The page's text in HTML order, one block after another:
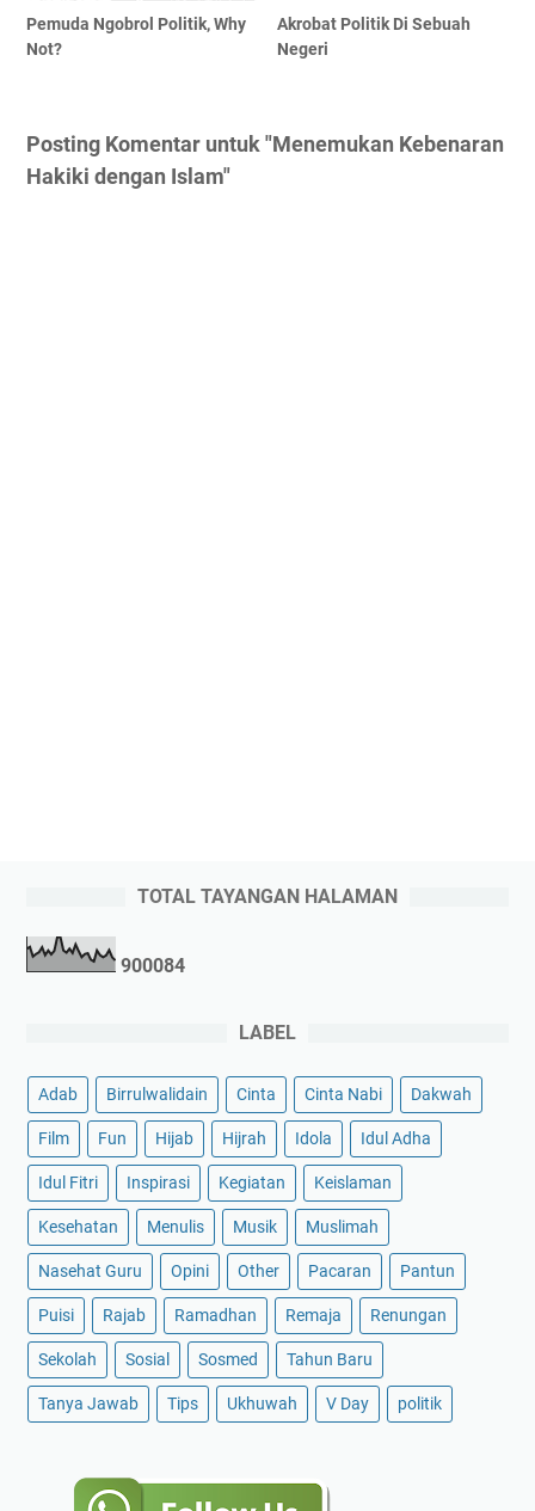
Pemuda Ngobrol Politik, Why
Not?
Akrobat Politik Di Sebuah
Negeri
Posting Komentar untuk "Menemukan Kebenaran
Hakiki dengan Islam"
TOTAL TAYANGAN HALAMAN
900084
LABEL
Adab Birrulwalidain Cinta Cinta Nabi Dakwah
Film Fun Hijab Hijrah Idola Idul Adha
Idul Fitri Inspirasi Kegiatan Keislaman
Kesehatan Menulis Musik Muslimah
Nasehat Guru Opini Other Pacaran Pantun
Puisi Rajab Ramadhan Remaja Renungan
Sekolah Sosial Sosmed Tahun Baru
Tanya Jawab Tips Ukhuwah V Day politik